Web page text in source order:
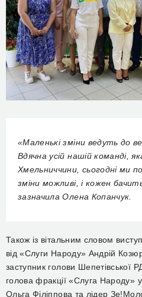
«Маленькі зміни ведуть до
Вдячна усій нашій команді,
Хмельниччини, сьогодні ми
зміни можливі, і кожен
зазначила Олена Копанчук.
Також із вітальним словом
від «Слуги Народу» Андрій
заступник голови Шепетівської
голова фракції «Слуга Народу»
Ольга Філіппова та лідер